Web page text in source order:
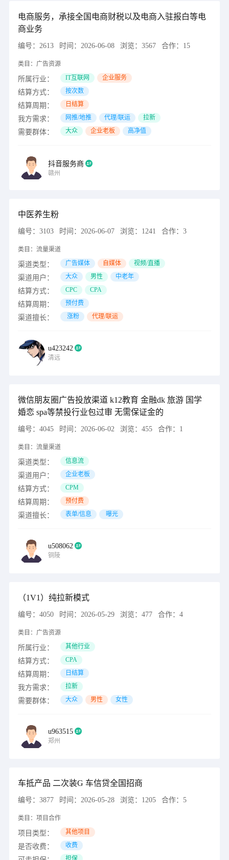
电商服务，承接全国电商财税以及电商入驻报白等电
商业务
编号： 2613 时间： 2026-06-08 浏览： 3567 合作： 15
类目： 广告资源
所属行业： IT互联网 企业服务
结算方式： 按次数
结算周期： 日结算
我方需求： 网推/地推 代理/联运 拉新
需要群体： 大众 企业老板 高净值
抖音服务商
赣州
中医养生粉
编号： 3103 时间： 2026-06-07 浏览： 1241 合作： 3
类目： 流量渠道
渠道类型： 广告媒体 自媒体 视频/直播
渠道用户： 大众 男性 中老年
结算方式： CPC CPA
结算周期： 预付费
渠道擅长： 涨粉 代理/联运
u423242
清远
微信朋友圈广告投放渠道 k12教育 金融dk 旅游 国学
婚恋 spa等禁投行业包过审 无需保证金的
编号： 4045 时间： 2026-06-02 浏览： 455 合作： 1
类目： 流量渠道
渠道类型： 信息流
渠道用户： 企业老板
结算方式： CPM
结算周期： 预付费
渠道擅长： 表单/信息 曝光
u508062
铜陵
（1V1）纯拉新模式
编号： 4050 时间： 2026-05-29 浏览： 477 合作： 4
类目： 广告资源
所属行业： 其他行业
结算方式： CPA
结算周期： 日结算
我方需求： 拉新
需要群体： 大众 男性 女性
u963515
郑州
车抵产品 二次装G 车信贷全国招商
编号： 3877 时间： 2026-05-28 浏览： 1205 合作： 5
类目： 项目合作
项目类型： 其他项目
是否收费： 收费
担保